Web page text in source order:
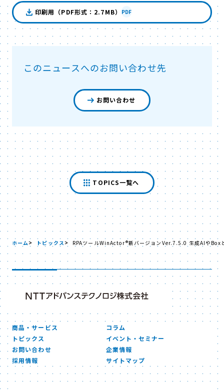
印刷用（PDF形式：2.7MB） PDF
このニュースへのお問い合わせ先
お問い合わせ
TOPICS一覧へ
ホーム トピックス RPAツールWinActor®新バージョンVer.7.5.0 生成AIやBox
商品・サービス
コラム
トピックス
イベント・セミナー
お問い合わせ
企業情報
採用情報
サイトマップ